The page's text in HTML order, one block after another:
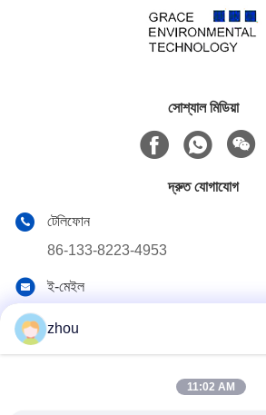
সোশ্যাল মিডিয়া
দ্রুত যোগাযোগ
টেলিফোন
86-133-8223-4953
ই-মেইল
zhou
11:02 AM